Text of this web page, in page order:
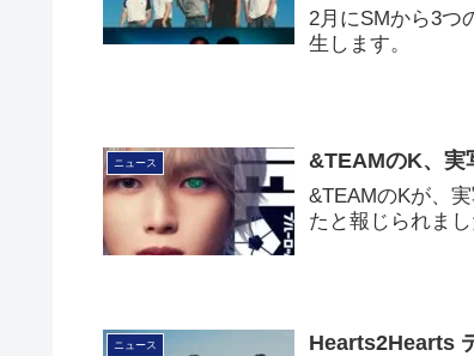
2月にSMから3つ
生します。
ニュース &TEAMのK、実
&TEAMのKが、
たと報じられまし
ニュース Hearts2Hearts